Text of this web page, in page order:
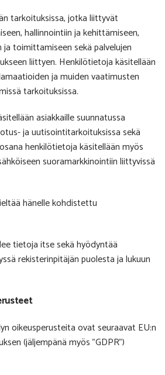
tarkoituksissa, jotka liittyvät
hallinnointiin ja kehittämiseen,
toimittamiseen sekä palvelujen
liittyen. Henkilötietoja käsitellään
ja muiden vaatimusten
tarkoituksissa.
asiakkaille suunnatussa
ja uutisointitarkoituksissa sekä
henkilötietoja käsitellään myös
suoramarkkinointiin liittyvissä
hänelle kohdistettu
tietoja itse sekä hyödyntää
rekisterinpitäjän puolesta ja lukuun
oikeusperusteita ovat seuraavat EU:n
(jäljempänä myös ”GDPR”)